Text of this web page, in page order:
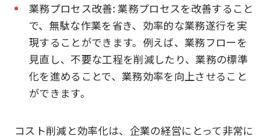
業務プロセス改善: 業務プロセスを改善すること
で、無駄な作業を省き、効率的な業務遂行を実
現することができます。例えば、業務フローを
見直し、不要な工程を削減したり、業務の標準
化を進めることで、業務効率を向上させること
ができます。
コスト削減と効率化は、企業の経営にとって非常に